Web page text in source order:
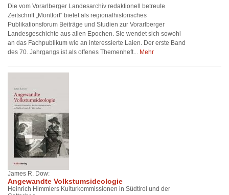
Die vom Vorarlberger Landesarchiv redaktionell betreute
Zeitschrift „Montfort“ bietet als regionalhistorisches
Publikationsforum Beiträge und Studien zur Vorarlberger
Landesgeschichte aus allen Epochen. Sie wendet sich sowohl
an das Fachpublikum wie an interessierte Laien. Der erste Band
des 70. Jahrgangs ist als offenes Themenheft... Mehr
James R. Dow:
Angewandte Volkstumsideologie
Heinrich Himmlers Kulturkommissionen in Südtirol und der